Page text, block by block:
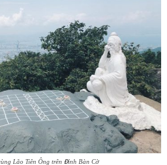
Lão Tiên Ông trên Đỉnh Bàn Cờ